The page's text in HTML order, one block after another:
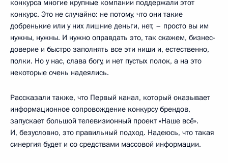
конкурса многие крупные компании поддержали этот
конкурс. Это не случайно: не потому, что они такие
добренькие или у них лишние деньги, нет, – просто вы им
нужны, нужны. И нужно оправдать это, так скажем, бизнес-
доверие и быстро заполнять все эти ниши и, естественно,
полки. Но у нас, слава богу, и нет пустых полок, а на это
некоторые очень надеялись.
Рассказали также, что Первый канал, который оказывает
информационное сопровождение конкурсу брендов,
запускает большой телевизионный проект «Наше всё».
И, безусловно, это правильный подход. Надеюсь, что такая
синергия будет и со средствами массовой информации.